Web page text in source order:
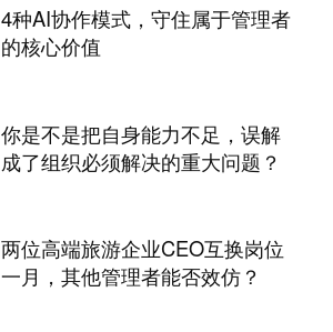
4种AI协作模式，守住属于管理者
的核心价值
你是不是把自身能力不足，误解
成了组织必须解决的重大问题？
两位高端旅游企业CEO互换岗位
一月，其他管理者能否效仿？